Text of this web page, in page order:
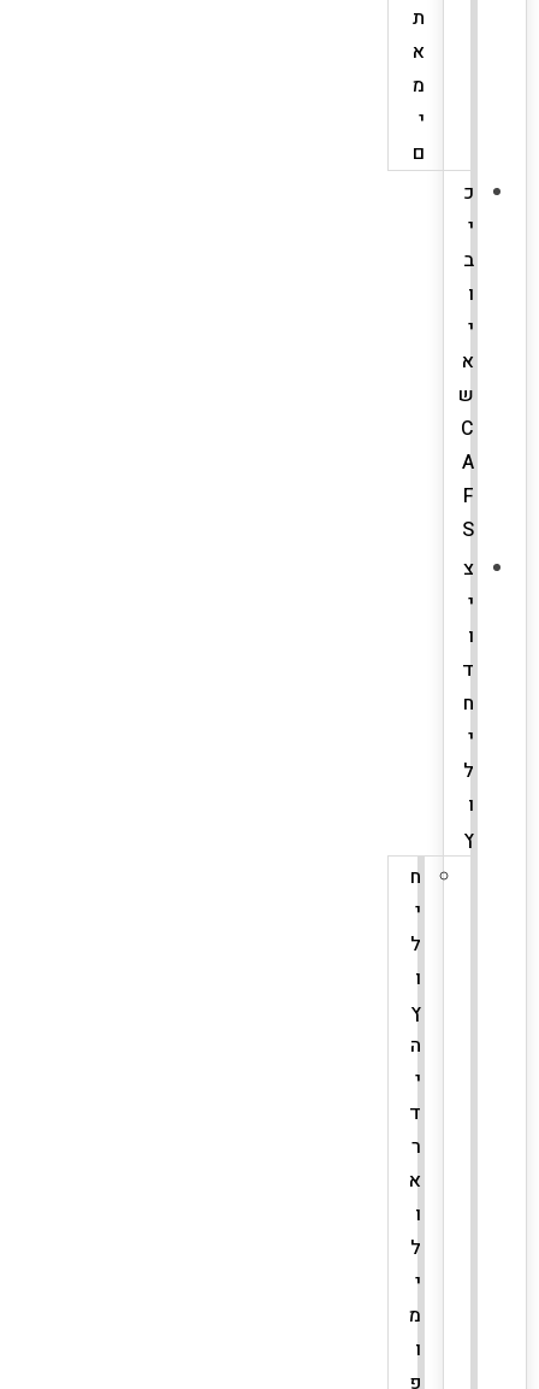
ת
א
מ
י
ם
כ
י
ב
ו
י
א
ש
C
A
F
S
צ
י
ו
ד
ח
י
ל
ו
ץ
ח
י
ל
ו
ץ
ה
י
ד
ר
א
ו
ל
י
מ
ו
פ